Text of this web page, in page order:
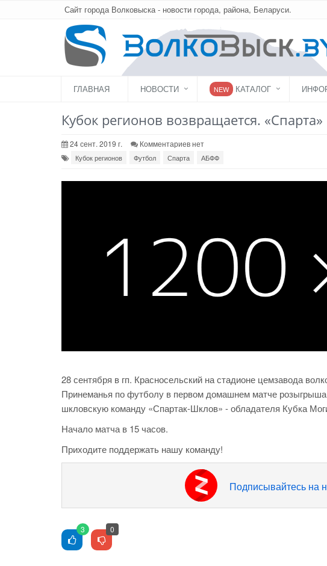
Сайт города Волковыска - новости города, района, Беларуси.
ГЛАВНАЯ НОВОСТИ NEW КАТАЛОГ
Кубок регионов возвращается.
24 сент. 2019 г. Комментариев нет
Кубок регионов Футбол Спарта АБФФ
28 сентября в гп. Красносельский на стадионе цемзавода
Принеманья по футболу в первом домашнем матче
шкловскую команду «Спартак-Шклов» - обладателя Кубка
Начало матча в 15 часов.
Приходите поддержать нашу команду!
Подписывайтесь на
3 0